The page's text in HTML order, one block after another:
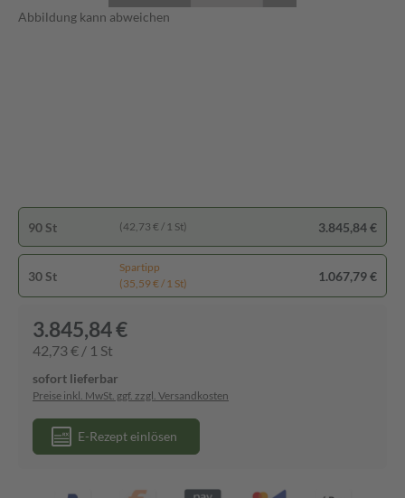
Abbildung kann abweichen
90 St (42,73 € / 1 St) 3.845,84 €
30 St
Spartipp
(35,59 € / 1 St)
1.067,79 €
3.845,84 €
42,73 € / 1 St
sofort lieferbar
Preise inkl. MwSt. ggf. zzgl. Versandkosten
E-Rezept einlösen